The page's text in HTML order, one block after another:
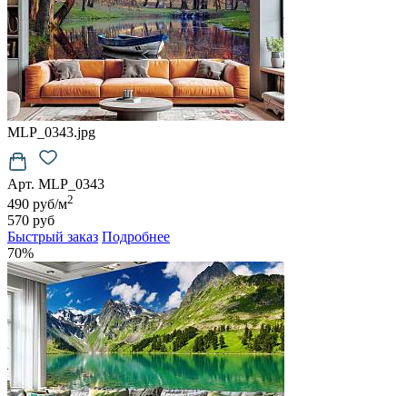
MLP_0343.jpg
Арт. MLP_0343
490 руб/м2
570 руб
Быстрый заказ Подробнее
70%